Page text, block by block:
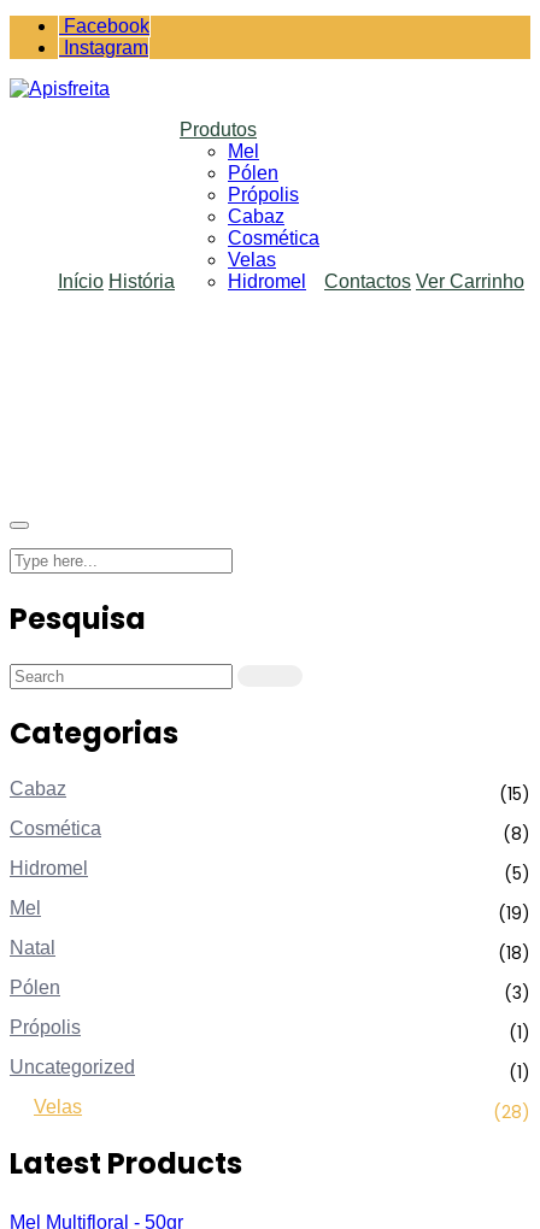
Facebook
Instagram
Início História
Produtos
Mel
Pólen
Própolis
Cabaz
Cosmética
Velas
Hidromel
Contactos Ver Carrinho
Pesquisa
Categorias
Cabaz (15)
Cosmética (8)
Hidromel (5)
Mel (19)
Natal (18)
Pólen (3)
Própolis (1)
Uncategorized (1)
Velas (28)
Latest Products
Mel Multifloral - 50gr